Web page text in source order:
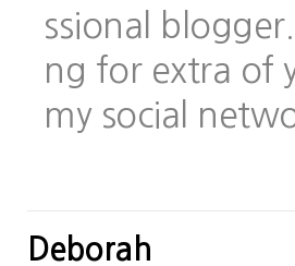
ssional
ng for extra of
my social
Deborah